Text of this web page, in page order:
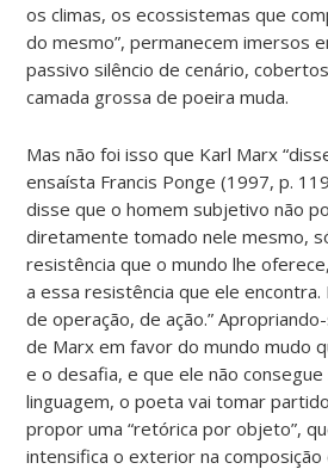
os climas, os ecossistemas que
do mesmo”, permanecem imersos
passivo silêncio de cenário,
camada grossa de poeira muda.
Mas não foi isso que Karl Marx
ensaísta Francis Ponge (1997, p.
disse que o homem subjetivo não
diretamente tomado nele mesmo,
resistência que o mundo lhe
a essa resistência que ele encontra.
de operação, de ação.”
de Marx em favor do mundo mudo
e o desafia, e que ele não
linguagem, o poeta vai tomar
propor uma “retórica por objeto”,
intensifica o exterior na composição